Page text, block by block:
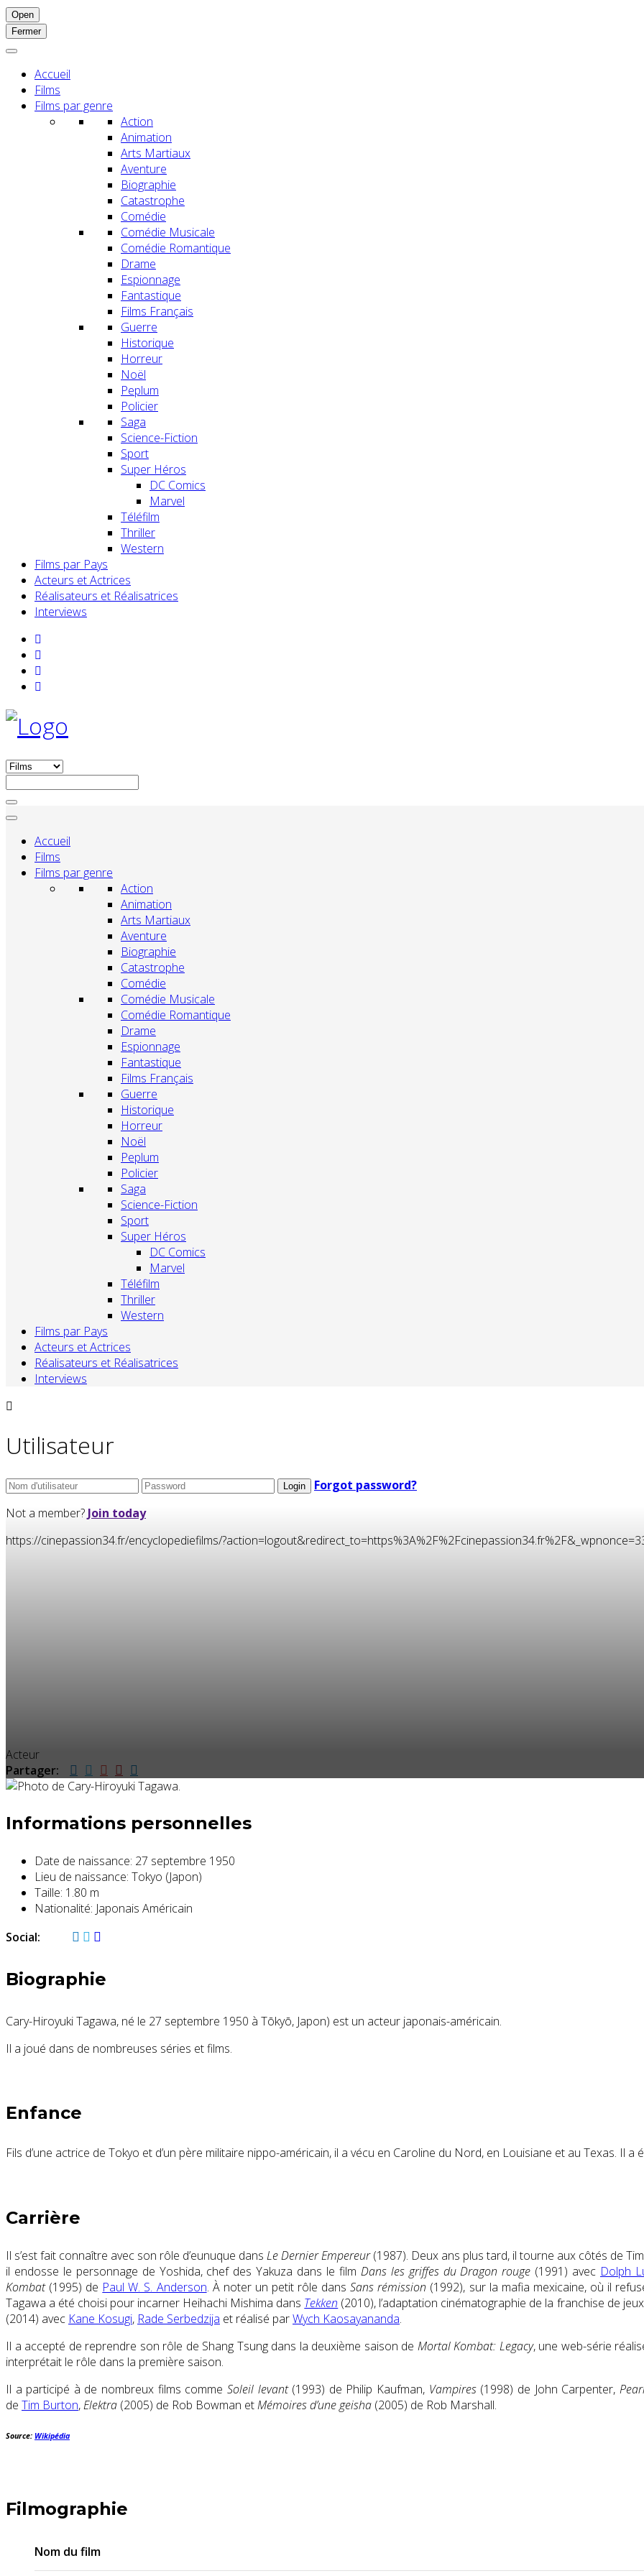
Open
Fermer
Accueil
Films
Films par genre
Action
Animation
Arts Martiaux
Aventure
Biographie
Catastrophe
Comédie
Comédie Musicale
Comédie Romantique
Drame
Espionnage
Fantastique
Films Français
Guerre
Historique
Horreur
Noël
Peplum
Policier
Saga
Science-Fiction
Sport
Super Héros
DC Comics
Marvel
Téléfilm
Thriller
Western
Films par Pays
Acteurs et Actrices
Réalisateurs et Réalisatrices
Interviews
Accueil
Films
Films par genre
Action
Animation
Arts Martiaux
Aventure
Biographie
Catastrophe
Comédie
Comédie Musicale
Comédie Romantique
Drame
Espionnage
Fantastique
Films Français
Guerre
Historique
Horreur
Noël
Peplum
Policier
Saga
Science-Fiction
Sport
Super Héros
DC Comics
Marvel
Téléfilm
Thriller
Western
Films par Pays
Acteurs et Actrices
Réalisateurs et Réalisatrices
Interviews
Utilisateur
Forgot password?
Not a member? Join today
https://cinepassion34.fr/encyclopediefilms/
Acteur
Partager:
Informations personnelles
Date de naissance: 27 septembre 1950
Lieu de naissance: Tokyo (Japon)
Taille: 1.80 m
Nationalité: Japonais Américain
Social:
Biographie
Cary-Hiroyuki Tagawa, né le 27 septembre 1950 à Tōkyō, Japon) est un acteur japonais-américain.
Il a joué dans de nombreuses séries et films.
Enfance
Fils d’une actrice de Tokyo et d’un père militaire nippo-américain, il a vécu en Caroline du Nord, en Louisiane et au Texas. Il a
Carrière
Il s’est fait connaître avec son rôle d’eunuque dans Le Dernier Empereur(1987). Deux ans plus tard, il tourne aux côtés de
il endosse le personnage de Yoshida, chef des Yakuza dans le film Dans les griffes du Dragon rouge (1991) avec Dolph
Kombat(1995) de Paul W. S. Anderson. À noter un petit rôle dansSans rémission (1992), sur la mafia mexicaine, où il
Tagawa a été choisi pour incarner Heihachi Mishima dans Tekken (2010), l’adaptation cinématographie de la franchise de
(2014) avec Kane Kosugi, Rade Serbedzija et réalisé parWych Kaosayananda.
Il a accepté de reprendre son rôle de Shang Tsung dans la deuxième saison de Mortal Kombat: Legacy, une web-série
interprétait le rôle dans la première saison.
Il a participé à de nombreux films comme Soleil levant(1993) de Philip Kaufman, Vampires(1998) de John Carpenter,
de Tim Burton,Elektra (2005) de Rob Bowman etMémoires d’une geisha (2005) de Rob Marshall.
Source: Wikipédia
Filmographie
Nom du film